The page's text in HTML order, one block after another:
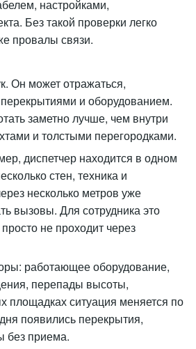
настройками,
Без такой проверки легко
провалы связи.
Он может отражаться,
и оборудованием.
заметно лучше, чем внутри
и толстыми перегородками.
диспетчер находится в одном
стен, техника и
несколько метров уже
вызовы. Для сотрудника это
не проходит через
работающее оборудование,
перепады высоты,
площадках ситуация меняется по
появились перекрытия,
без приема.